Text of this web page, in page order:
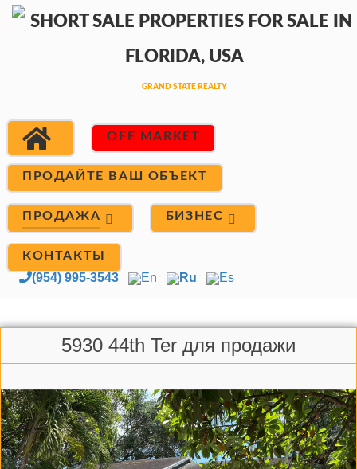
OFF MARKET
ПРОДАЙТЕ ВАШ ОБЪЕКТ
ПРОДАЖА БИЗНЕС
КОНТАКТЫ
(954) 995-3543 En Ru Es
5930 44th Ter для продажи